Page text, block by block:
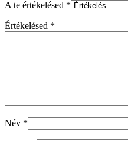
A te értékelésed *
Értékelésed *
Név *